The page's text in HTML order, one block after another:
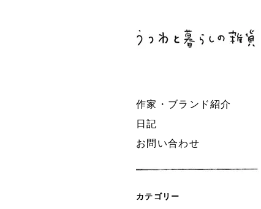
作家・ブランド紹介
日記
お問い合わせ
カテゴリー